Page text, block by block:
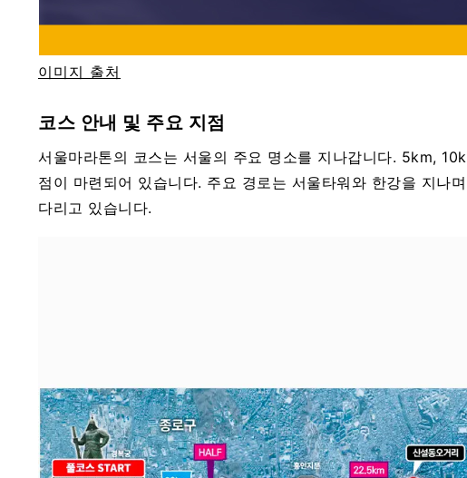
이미지 출처
코스 안내 및 주요 지점
서울마라톤의 코스는 서울의 주요 명소를 지나갑니다. 5km,
점이 마련되어 있습니다. 주요 경로는 서울타워와 한강을 지나
다리고 있습니다.